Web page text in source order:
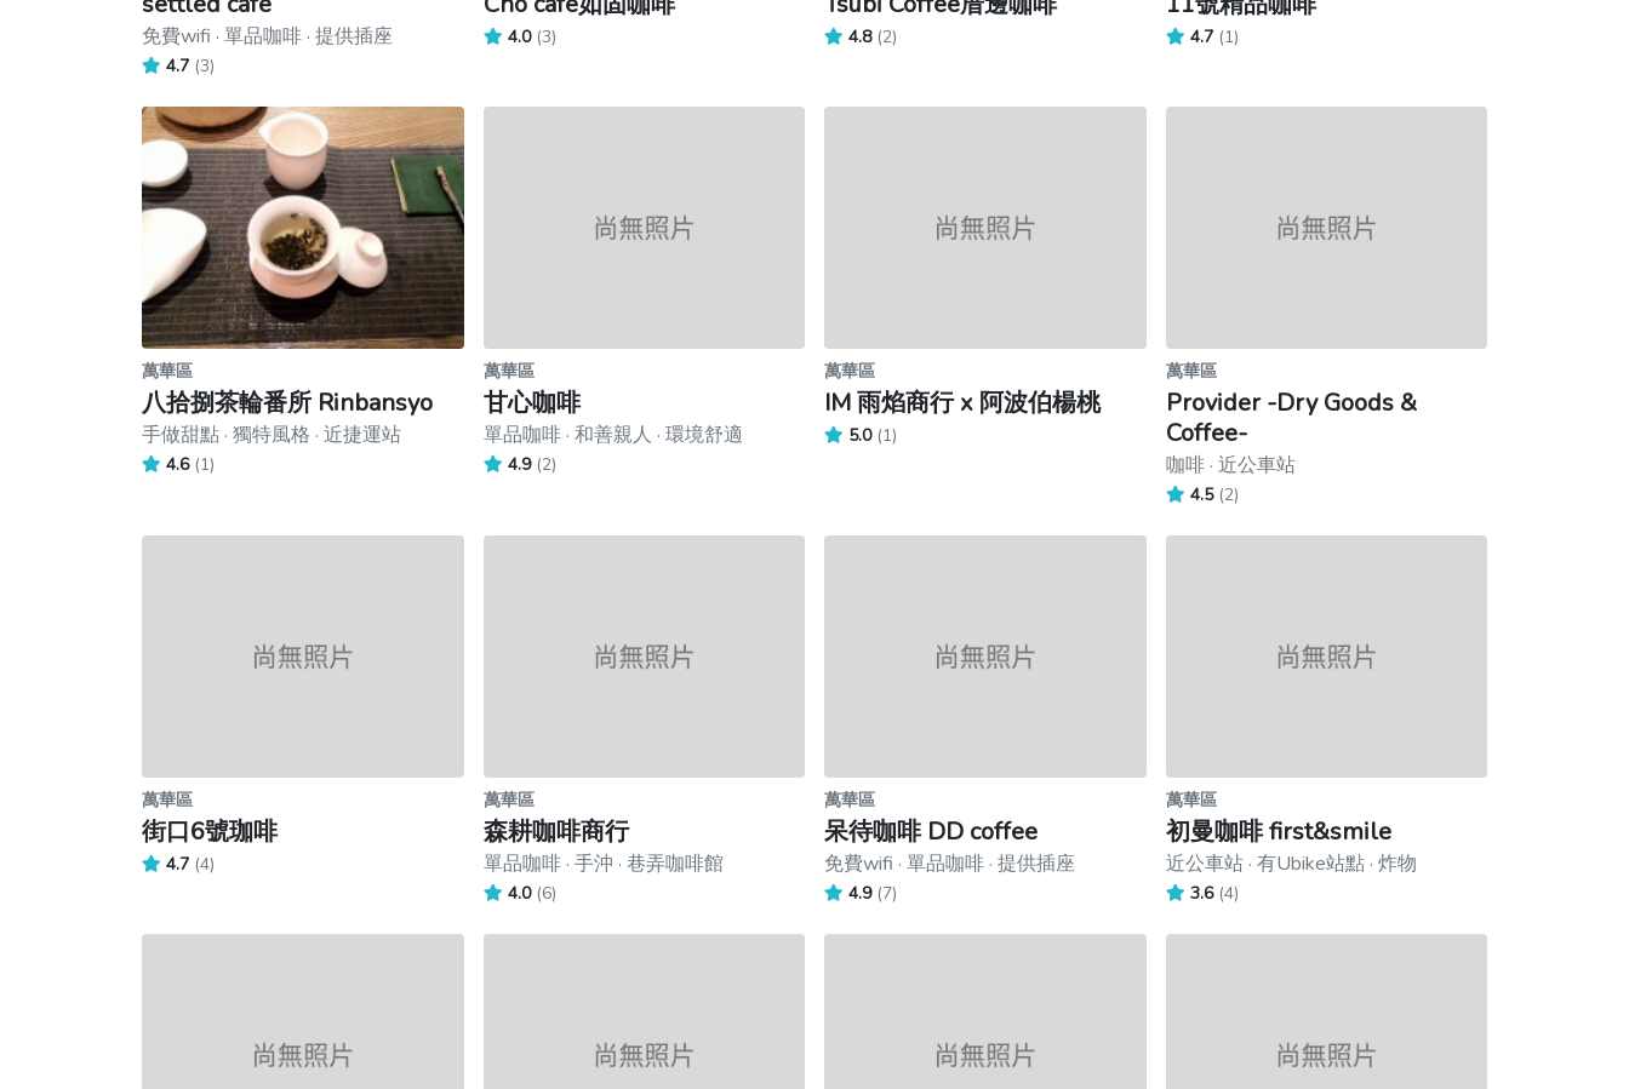
免費wifi · 單品咖啡 · 提供插座
4.7 (3)
4.0 (3) 4.8 (2) 4.7 (1)
萬華區
八拾捌茶輪番所 Rinbansyo
手做甜點 · 獨特風格 · 近捷運站
4.6 (1)
萬華區
甘心咖啡
單品咖啡 · 和善親人 · 環境舒適
4.9 (2)
萬華區
IM 雨焰商行 x 阿波伯楊桃
5.0 (1)
萬華區
Provider -Dry Goods &
Coffee-
咖啡 · 近公車站
4.5 (2)
萬華區
街口6號珈啡
4.7 (4)
萬華區
森耕咖啡商行
單品咖啡 · 手沖 · 巷弄咖啡館
4.0 (6)
萬華區
呆待咖啡 DD coffee
免費wifi · 單品咖啡 · 提供插座
4.9 (7)
萬華區
初曼咖啡 first&smile
近公車站 · 有Ubike站點 · 炸物
3.6 (4)